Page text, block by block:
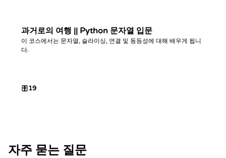
과거로의 여행 || Python 문자열 입문
이 코스에서는 문자열, 슬라이싱, 연결 및 동등성에 대해 배우게 됩니
다.
19
자주 묻는 질문